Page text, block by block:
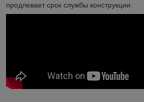
продлевает срок службы конструкции.